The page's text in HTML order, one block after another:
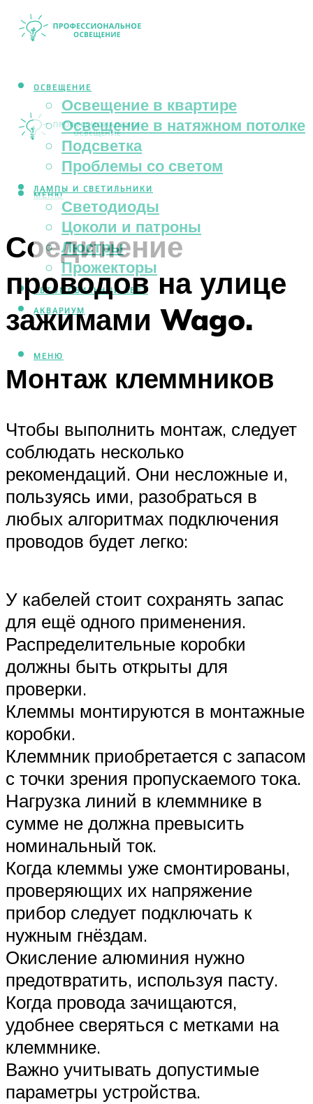
ОСВЕЩЕНИЕ
Освещение в квартире
Освещение в натяжном потолке
Подсветка
Проблемы со светом
ЛАМПЫ И СВЕТИЛЬНИКИ
Светодиоды
Цоколи и патроны
Люстры
Прожекторы
АВТОМОБИЛЬНЫЙ СВЕТ
АКВАРИУМ
МЕНЮ
МЕНЮ
Соединение
проводов на улице
зажимами Wago.
Монтаж клеммников
Чтобы выполнить монтаж, следует
соблюдать несколько
рекомендаций. Они несложные и,
пользуясь ими, разобраться в
любых алгоритмах подключения
проводов будет легко:
У кабелей стоит сохранять запас
для ещё одного применения.
Распределительные коробки
должны быть открыты для
проверки.
Клеммы монтируются в монтажные
коробки.
Клеммник приобретается с запасом
с точки зрения пропускаемого тока.
Нагрузка линий в клеммнике в
сумме не должна превысить
номинальный ток.
Когда клеммы уже смонтированы,
проверяющих их напряжение
прибор следует подключать к
нужным гнёздам.
Окисление алюминия нужно
предотвратить, используя пасту.
Когда провода зачищаются,
удобнее сверяться с метками на
клеммнике.
Важно учитывать допустимые
параметры устройства.